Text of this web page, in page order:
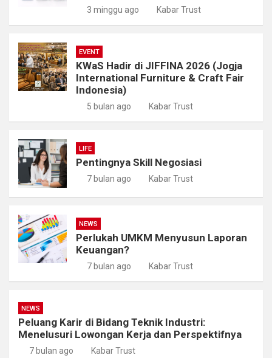
3 minggu ago Kabar Trust
EVENT
KWaS Hadir di JIFFINA 2026 (Jogja
International Furniture & Craft Fair
Indonesia)
5 bulan ago Kabar Trust
LIFE
Pentingnya Skill Negosiasi
7 bulan ago Kabar Trust
NEWS
Perlukah UMKM Menyusun Laporan
Keuangan?
7 bulan ago Kabar Trust
NEWS
Peluang Karir di Bidang Teknik Industri:
Menelusuri Lowongan Kerja dan Perspektifnya
7 bulan ago Kabar Trust